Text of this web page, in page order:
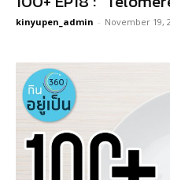
kinyupen_admin - November 19,